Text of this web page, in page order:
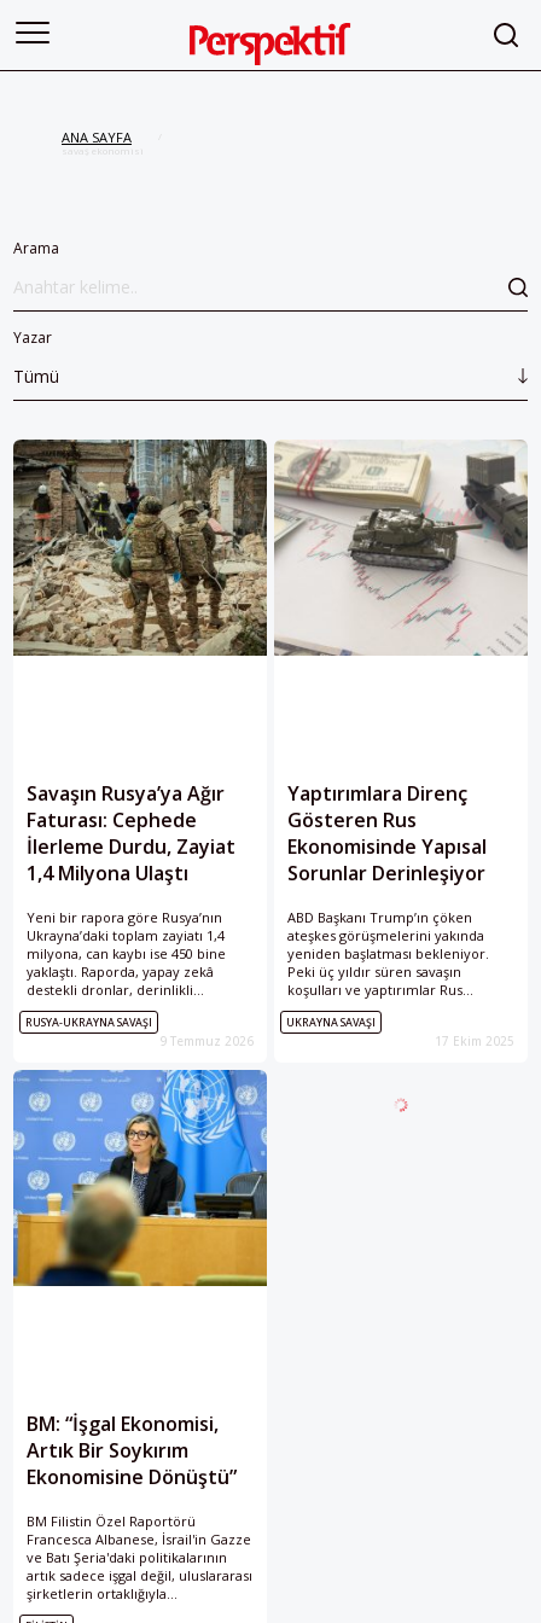
ANA SAYFA
savaş ekonomisi
Arama
Yazar
Tümü
Savaşın Rusya’ya Ağır
Faturası: Cephede
İlerleme Durdu, Zayiat
1,4 Milyona Ulaştı
Yeni bir rapora göre Rusya’nın
Ukrayna’daki toplam zayiatı 1,4
milyona, can kaybı ise 450 bine
yaklaştı. Raporda, yapay zekâ
destekli dronlar, derinlikli
savunma hatları ve yavaşlayan kara
harekâtı nedeniyle Rus ordusunun
cephede askerî inisiyatifi büyük
artan maliyetlere rağmen Putin
yönetiminin savaşı tırmandırma
ihtimalinin sürdüğü
değerlendiriliyor.
RUSYA-UKRAYNA SAVAŞI
9 Temmuz 2026
Yaptırımlara Direnç
Gösteren Rus
Ekonomisinde Yapısal
Sorunlar Derinleşiyor
ABD Başkanı Trump’ın çöken
ateşkes görüşmelerini yakında
yeniden başlatması bekleniyor.
Peki üç yıldır süren savaşın
koşulları ve yaptırımlar Rus
ekonomisini nasıl etkiledi? Kısa
vadede dayanıklı görünen Rusya,
uzun vadede ciddi kırılganlık
UKRAYNA SAVAŞI
17 Ekim 2025
BM: “İşgal Ekonomisi,
Artık Bir Soykırım
Ekonomisine Dönüştü”
BM Filistin Özel Raportörü
Francesca Albanese, İsrail'in Gazze
ve Batı Şeria'daki politikalarının
artık sadece işgal değil, uluslararası
şirketlerin ortaklığıyla
kurumsallaşmış bir "soykırım